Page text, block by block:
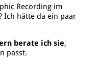
Recording im
Ich hätte da ein paar
berate ich sie,
passt.